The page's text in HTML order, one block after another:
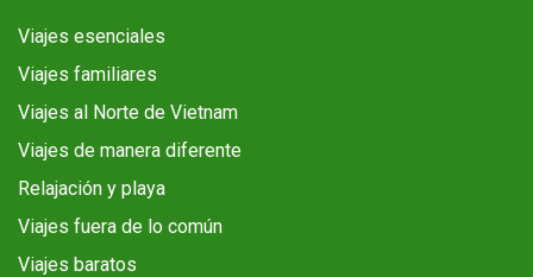
Viajes esenciales
Viajes familiares
Viajes al Norte de Vietnam
Viajes de manera diferente
Relajación y playa
Viajes fuera de lo común
Viajes baratos